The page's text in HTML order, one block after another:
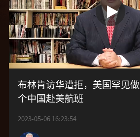
布林肯访华遭拒，美国罕见
个中国赴美航班
2023-05-06 16:23:54